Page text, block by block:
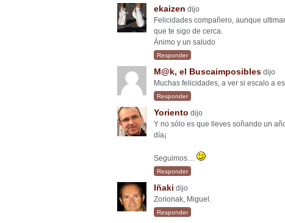
ekaizen dijo
Felicidades compañero, aunque
que te sigo de cerca.
Ánimo y un saludo
Responder
M@k, el Buscaimposibles dijo
Muchas felicidades, a ver si escalo a
Responder
Yoriento dijo
Y no sólo es que lleves soñando un
día¡
Seguimos…
Responder
Iñaki dijo
Zorionak, Miguel.
Responder